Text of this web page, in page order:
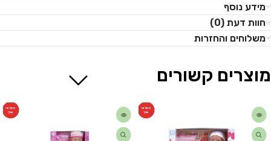
מידע נוסף
חוות דעת (0)
משלוחים והחזרות
מוצרים קשורים
המלאי
אזל
המלאי
אזל